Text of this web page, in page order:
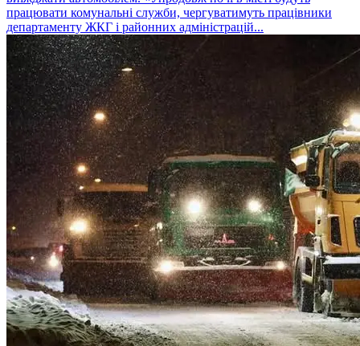
працювати комунальні служби, чергуватимуть працівники
департаменту ЖКГ і районних адміністрацій...